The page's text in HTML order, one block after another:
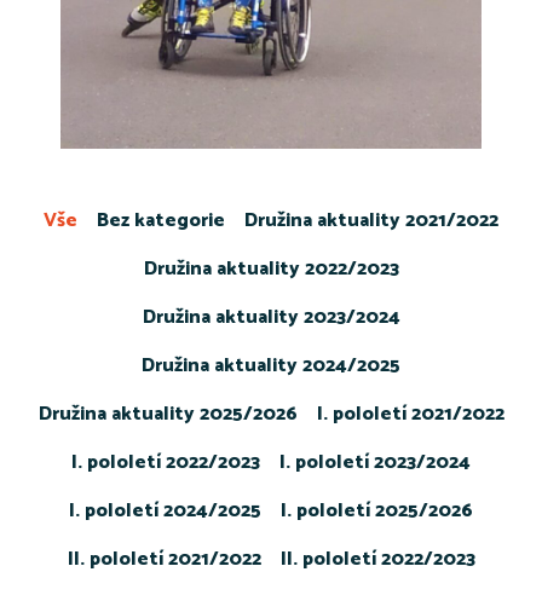
Bez kategorie
Družina aktuality 2021/2022
Družina aktuality 2022/2023
Družina aktuality 2023/2024
Družina aktuality 2024/2025
Družina aktuality 2025/2026
I. pololetí 2021/2022
I. pololetí 2022/2023
I. pololetí 2023/2024
I. pololetí 2024/2025
I. pololetí 2025/2026
II. pololetí 2021/2022
II. pololetí 2022/2023
Vše